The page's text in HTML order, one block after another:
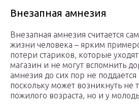
Внезапная амнезия
Внезапная амнезия считается
жизни человека – ярким
потери стариков, которые
магазин и не могут вспомнить
амнезия до сих пор не
поскольку может возникнуть не
пожилого возраста, но и у